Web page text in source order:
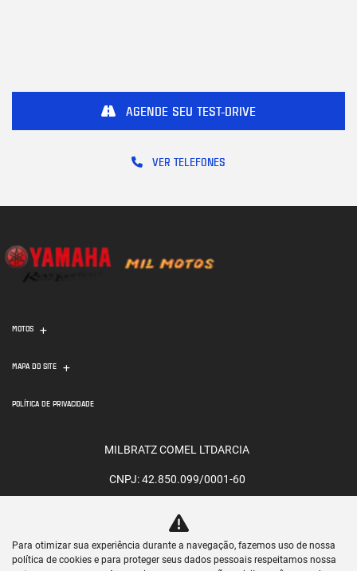
VER TELEFONES
AGENDE SEU TEST-DRIVE
MOTOS
MAPA DO SITE
POLÍTICA DE PRIVACIDADE
MILBRATZ COMEL LTDARCIA
CNPJ: 42.850.099/0001-60
Para otimizar sua experiência durante a navegação, fazemos uso de nossa
política de cookies e para proteger seus dados pessoais respeitamos nossa